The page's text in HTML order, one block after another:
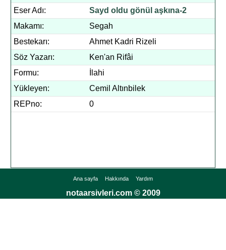
Eser Adı:
Sayd oldu gönül aşkına-2
Makamı:
Segah
Bestekarı:
Ahmet Kadri Rizeli
Söz Yazarı:
Ken'an Rifâi
Formu:
İlahi
Yükleyen:
Cemil Altınbilek
REPno:
0
Ana sayfa Hakkında Yardım
notaarsivleri.com © 2009